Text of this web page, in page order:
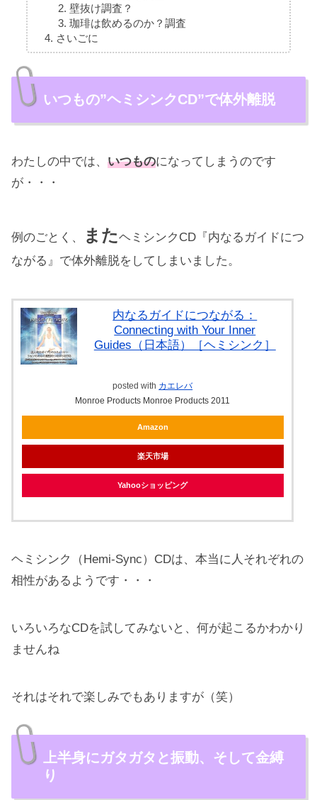
壁抜け調査？
珈琲は飲めるのか？調査
さいごに
いつもの”ヘミシンクCD”で体外離脱
わたしの中では、 いつものになってしまうのです
が・・・
例のごとく、 またヘミシンクCD『内なるガイドにつ
ながる』で体外離脱をしてしまいました。
内なるガイドにつながる：
Connecting with Your Inner
Guides（日本語）［ヘミシンク］
posted with カエレバ
Monroe Products Monroe Products 2011
Amazon
楽天市場
Yahooショッピング
ヘミシンク（Hemi-Sync） CDは、本当に人それぞれの
相性があるようです・・・
いろいろなCDを試してみないと、何が起こるかわかり
ませんね
それはそれで楽しみでもありますが（笑）
上半身にガタガタと振動、そして金縛
り